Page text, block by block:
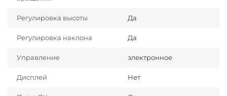
Регулировка высоты Да
Регулировка наклона Да
Управление электронное
Дисплей Нет